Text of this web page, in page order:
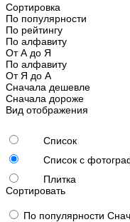
Сортировка
По популярности
По рейтингу
По алфавиту
От А до Я
По алфавиту
От Я до А
Сначала дешевле
Сначала дороже
Вид отображения
Список
Список с
Плитка
Сортировать
По популярности